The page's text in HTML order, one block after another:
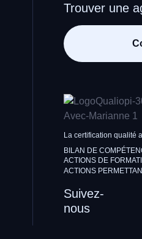
Trouver une
La certification qualité
BILAN DE
ACTIONS DE
ACTIONS
Suivez-
nous